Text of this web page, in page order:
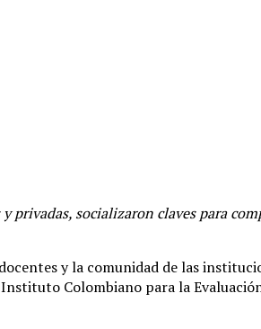
socializaron claves para
y la comunidad de las
Colombiano para la